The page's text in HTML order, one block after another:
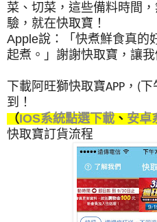
菜、切菜，這些備料時間
驗，就在快取寶！
Apple說：「快煮鮮食真的
起煮。」 謝謝快取寶，讓
下載阿旺獅快取寶APP，(
到！
（IOS系統點選下載 、 安卓
快取寶訂貨流程